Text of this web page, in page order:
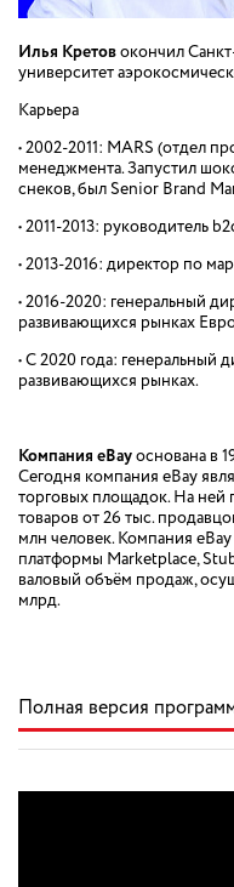
Илья Кретовокончил
университет
Карьера
• 2002-2011: MARS (отдел
менеджмента. Запустил
снеков, был Senior Brand
• 2011-2013: руководитель
• 2013-2016: директор по
• 2016-2020: генеральный
развивающихся рынках
• С 2020 года: генеральный
развивающихся рынках.
Компания eBayоснована в
Сегодня компания eBay
торговых площадок. На ней
товаров от 26 тыс.
млн человек. Компания
платформы Marketplace,
валовый объём продаж,
млрд.
Полная версия